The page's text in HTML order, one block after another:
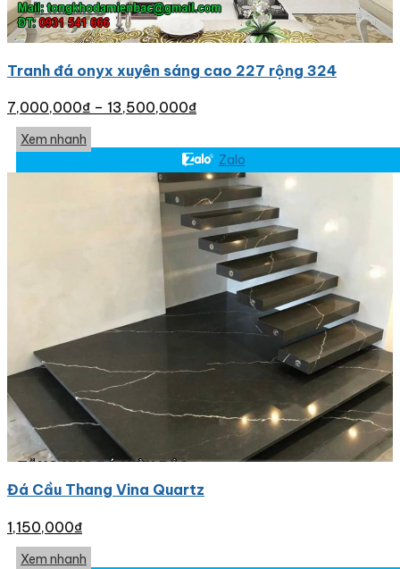
Tranh đá onyx xuyên sáng cao 227 rộng 324
7,000,000₫ – 13,500,000₫
Xem nhanh
Zalo
Đá Cầu Thang Vina Quartz
1,150,000₫
Xem nhanh